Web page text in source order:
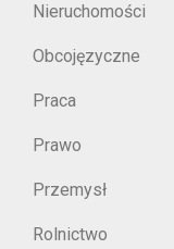
Nieruchomości
Obcojęzyczne
Praca
Prawo
Przemysł
Rolnictwo